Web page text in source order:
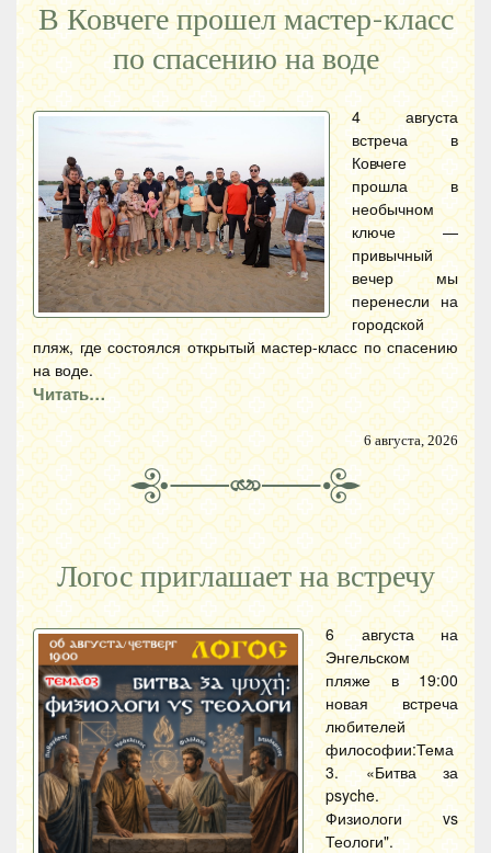
В Ковчеге прошел мастер-класс
по спасению на воде
4 августа
встреча в
Ковчеге
прошла в
необычном
ключе —
привычный
вечер мы
перенесли на
городской
пляж, где состоялся открытый мастер-класс по спасению
на воде.
Читать…
6 августа, 2026
Логос приглашает на встречу
6 августа на
Энгельском
пляже в 19:00
новая встреча
любителей
философии:Тема
3. «Битва за
psyche.
Физиологи vs
Теологи".